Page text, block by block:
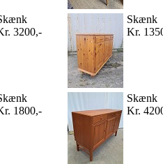
3200,-
Skænk
Kr.
1800,-
Skænk
Kr.